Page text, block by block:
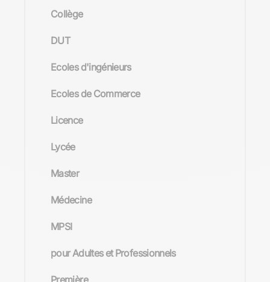
Collège
DUT
Ecoles d'ingénieurs
Ecoles de Commerce
Licence
Lycée
Master
Médecine
MPSI
pour Adultes et Professionnels
Première